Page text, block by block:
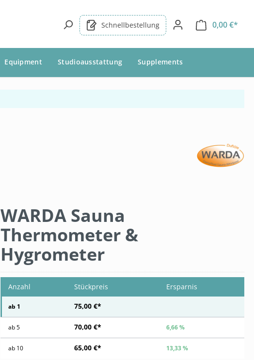
Schnellbestellung 0,00 €*
Equipment Studioausstattung Supplements
WARDA Sauna
Thermometer &
Hygrometer
Anzahl Stückpreis Ersparnis
ab 1 75,00 €*
ab5 70,00 €* 6,66 %
ab 10 65,00 €* 13,33 %